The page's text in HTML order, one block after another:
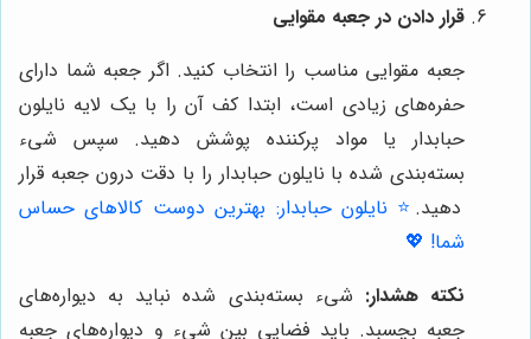
قرار دادن در جعبه مقوایی
جعبه مقوایی مناسب را انتخاب کنید. اگر جعبه شما دارای
حفره‌های زیادی است، ابتدا کف آن را با یک لایه نایلون
حبابدار یا مواد پرکننده پوشش دهید. سپس شیء
بسته‌بندی شده با نایلون حبابدار را با دقت درون جعبه قرار
دهید. ⭐️ نایلون حبابدار: بهترین دوست کالاهای حساس
شما! 💖
نکته هشدار: شیء بسته‌بندی شده نباید به دیواره‌های
جعبه بچسبد. باید فضایی بین شیء و دیواره‌های جعبه